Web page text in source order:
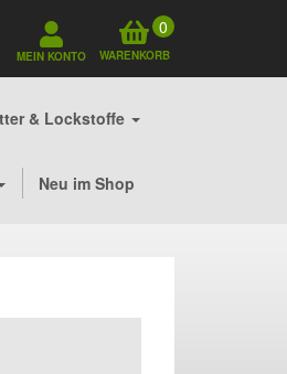
MEIN KONTO
0
WARENKORB
& Lockstoffe
Neu im Shop